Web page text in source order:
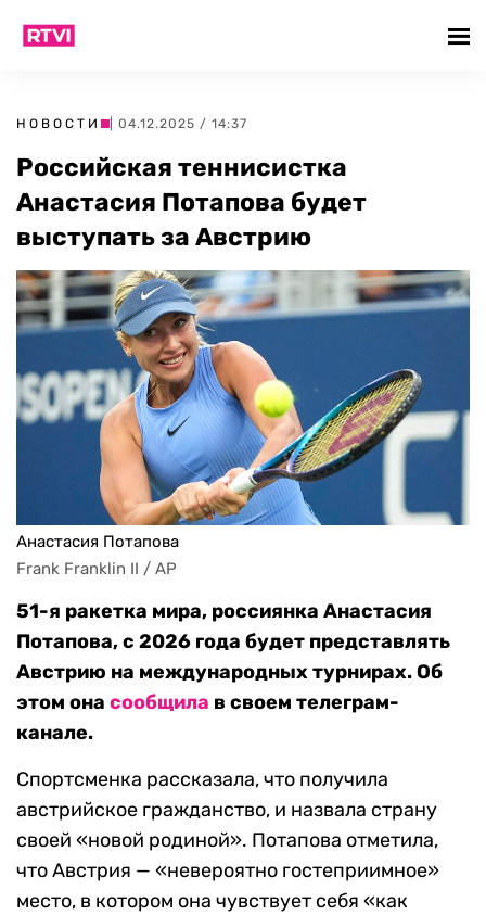
НОВОСТИ | 04.12.2025 / 14:37
Российская теннисистка
Анастасия Потапова будет
выступать за Австрию
Анастасия Потапова
Frank Franklin II / AP
51-я ракетка мира, россиянка Анастасия
Потапова, с 2026 года будет представлять
Австрию на международных турнирах. Об
этом она сообщила в своем телеграм-
канале.
Спортсменка рассказала, что получила
австрийское гражданство, и назвала страну
своей «новой родиной». Потапова отметила,
что Австрия — «невероятно гостеприимное»
место, в котором она чувствует себя «как